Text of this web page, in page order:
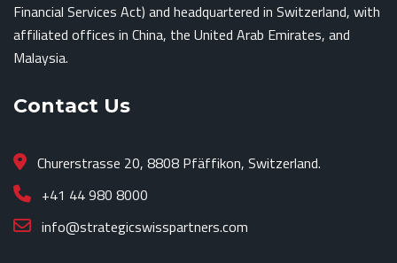
Financial Services Act) and headquartered in Switzerland, with
affiliated offices in China, the United Arab Emirates, and
Malaysia.
Contact Us
Churerstrasse 20, 8808 Pfäffikon, Switzerland.
+41 44 980 8000
info@strategicswisspartners.com